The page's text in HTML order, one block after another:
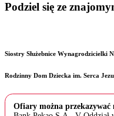
Podziel się ze
Siostry Służebnice Wynagrodzicielki
Rodzinny Dom Dziecka im. Serca
Ofiary można przekazywać